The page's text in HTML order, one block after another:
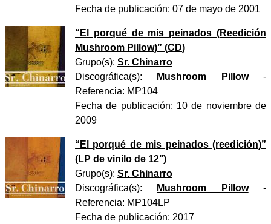
Fecha de publicación: 07 de mayo de 2001
“ El porqué de mis peinados (Reedición
Mushroom Pillow)” (CD)
Grupo(s): Sr. Chinarro
Discográfica(s):
Mushroom Pillow-
Referencia: MP104
Fecha de publicación: 10 de noviembre de
2009
“ El porqué de mis peinados (reedición)”
(LP de vinilo de 12’’)
Grupo(s): Sr. Chinarro
Discográfica(s):
Mushroom Pillow-
Referencia: MP104LP
Fecha de publicación: 2017